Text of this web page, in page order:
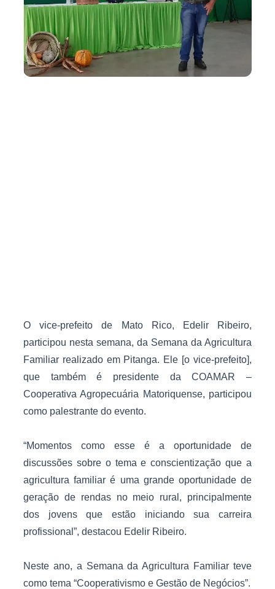
O vice-prefeito de Mato Rico, Edelir Ribeiro,
participou nesta semana, da Semana da Agricultura
Familiar realizado em Pitanga. Ele [o vice-prefeito],
que também é presidente da COAMAR –
Cooperativa Agropecuária Matoriquense, participou
como palestrante do evento.
“Momentos como esse é a oportunidade de
discussões sobre o tema e conscientização que a
agricultura familiar é uma grande oportunidade de
geração de rendas no meio rural, principalmente
dos jovens que estão iniciando sua carreira
profissional”, destacou Edelir Ribeiro.
Neste ano, a Semana da Agricultura Familiar teve
como tema “Cooperativismo e Gestão de Negócios”.